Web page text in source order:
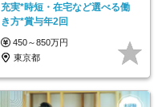
充実*時短・在宅など選べる働
き方*賞与年2回
450～850万円
東京都